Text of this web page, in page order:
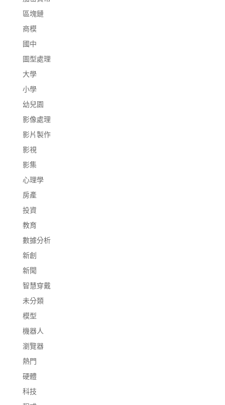
區塊鏈
商模
國中
圖型處理
大學
小學
幼兒園
影像處理
影片製作
影視
影集
心理學
房產
投資
教育
數據分析
新創
新聞
智慧穿戴
未分類
模型
機器人
瀏覽器
熱門
硬體
科技